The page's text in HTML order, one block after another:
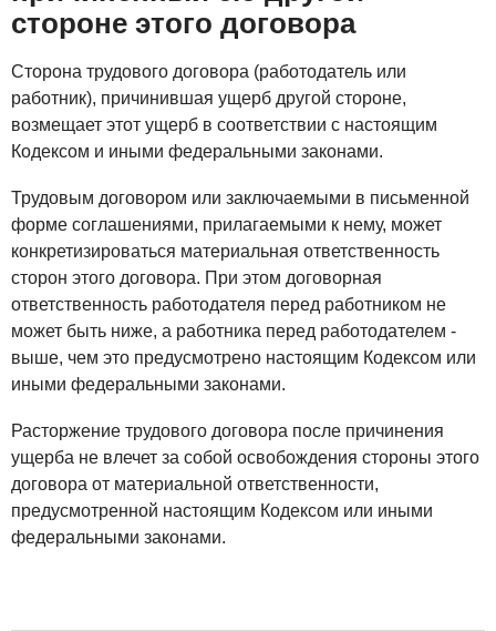
стороне этого договора
Сторона трудового договора (работодатель или
работник), причинившая ущерб другой стороне,
возмещает этот ущерб в соответствии с настоящим
Кодексом и иными федеральными законами.
Трудовым договором или заключаемыми в письменной
форме соглашениями, прилагаемыми к нему, может
конкретизироваться материальная ответственность
сторон этого договора. При этом договорная
ответственность работодателя перед работником не
может быть ниже, а работника перед работодателем -
выше, чем это предусмотрено настоящим Кодексом или
иными федеральными законами.
Расторжение трудового договора после причинения
ущерба не влечет за собой освобождения стороны этого
договора от материальной ответственности,
предусмотренной настоящим Кодексом или иными
федеральными законами.